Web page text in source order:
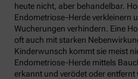
heute nicht, aber behandelbar.
Endometriose-Herde verkleinern
Wucherungen verhindern. Eine
oft auch mit starken
Kinderwunsch kommt sie meist
Endometriose-Herde mittels
erkannt und verödet oder entfernt